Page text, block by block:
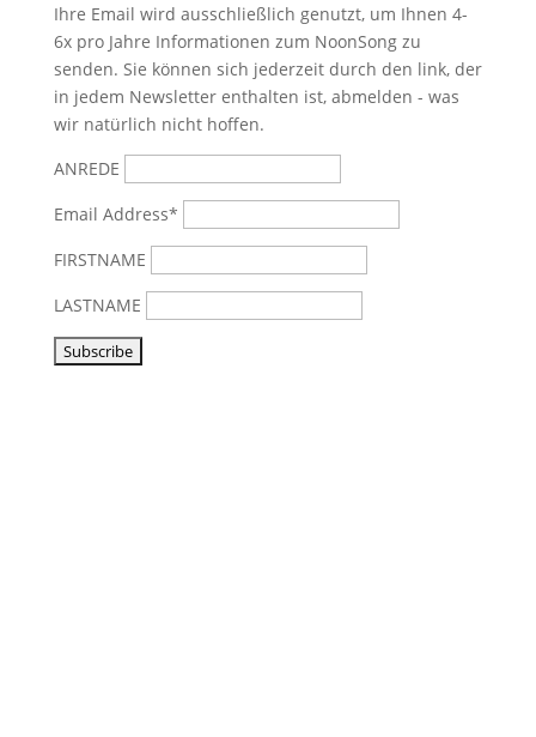
Ihre Email wird ausschließlich genutzt, um Ihnen 4-
6x pro Jahre Informationen zum NoonSong zu
senden. Sie können sich jederzeit durch den link, der
in jedem Newsletter enthalten ist, abmelden - was
wir natürlich nicht hoffen.
ANREDE
Email Address*
FIRSTNAME
LASTNAME